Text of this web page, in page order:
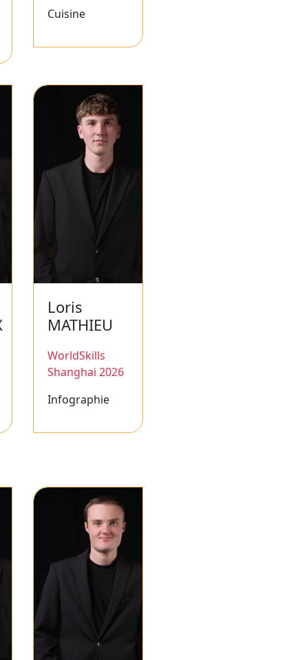
Cuisine
Loris
MATHIEU
WorldSkills
Shanghai 2026
Infographie